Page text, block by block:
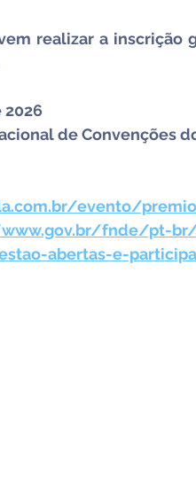
realizar a
2026
de Convenções
evento/
www.gov.br/fnde/pt-
abertas-e-